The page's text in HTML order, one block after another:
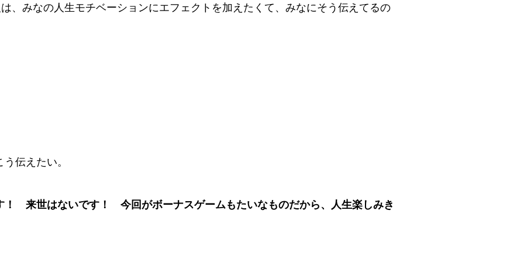
、みなの人生モチベーションにエフェクトを加えたくて、みなにそう伝えてるの
伝えたい。
！ 来世はないです！ 今回がボーナスゲームもたいなものだから、人生楽しみき